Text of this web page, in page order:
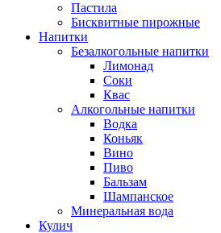
Пастила
Бисквитные пирожные
Напитки
Безалкогольные напитки
Лимонад
Соки
Квас
Алкогольные напитки
Водка
Коньяк
Вино
Пиво
Бальзам
Шампанское
Минеральная вода
Кулич